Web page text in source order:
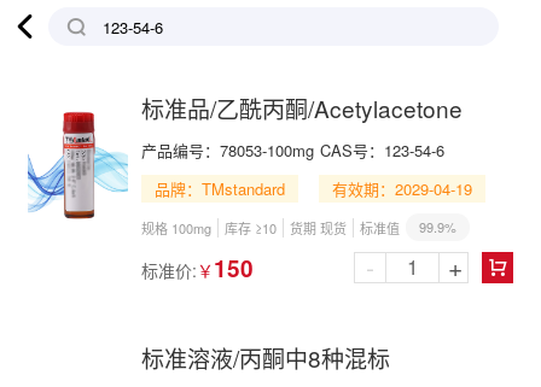

标准品/乙酰丙酮/Acetylacetone
产品编号： 78053-100mg CAS号： 123-54-6
品牌：TMstandard
有效期：2029-04-19
规格 100mg 库存 ≥10 货期 现货 标准值 99.9%
标准价: ￥ 150 
- +
标准溶液/丙酮中8种混标